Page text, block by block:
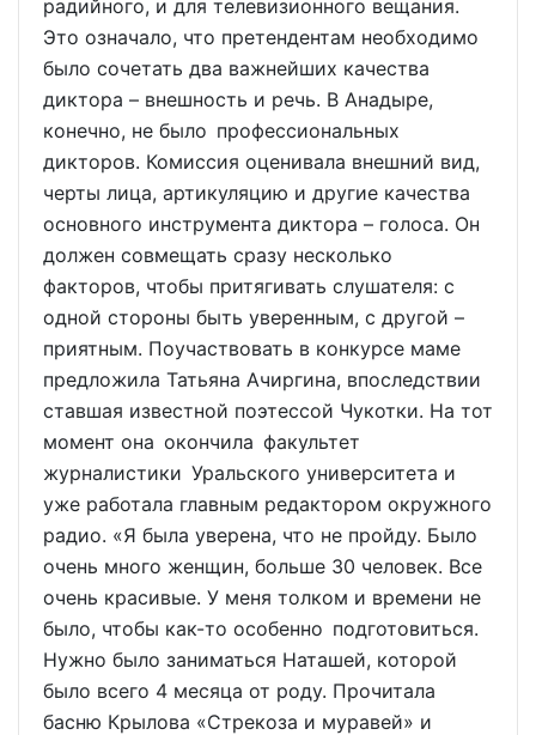
радийного, и для телевизионного вещания.
Это означало, что претендентам необходимо
было сочетать два важнейших качества
диктора – внешность и речь. В Анадыре,
конечно, не было профессиональных
дикторов. Комиссия оценивала внешний вид,
черты лица, артикуляцию и другие качества
основного инструмента диктора – голоса. Он
должен совмещать сразу несколько
факторов, чтобы притягивать слушателя: с
одной стороны быть уверенным, с другой –
приятным. Поучаствовать в конкурсе маме
предложила Татьяна Ачиргина, впоследствии
ставшая известной поэтессой Чукотки. На тот
момент она окончила факультет
журналистики Уральского университета и
уже работала главным редактором окружного
радио. «Я была уверена, что не пройду. Было
очень много женщин, больше 30 человек. Все
очень красивые. У меня толком и времени не
было, чтобы как-то особенно подготовиться.
Нужно было заниматься Наташей, которой
было всего 4 месяца от роду. Прочитала
басню Крылова «Стрекоза и муравей» и